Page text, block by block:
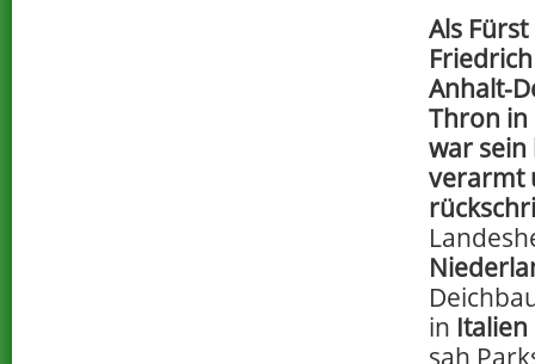
Als
Anhalt-
Thron in
war sein
verarmt
in Italien